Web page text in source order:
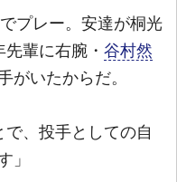
プレー。安達が桐光
輩に右腕・ 谷村然
がいたからだ。
で、投手としての自
」